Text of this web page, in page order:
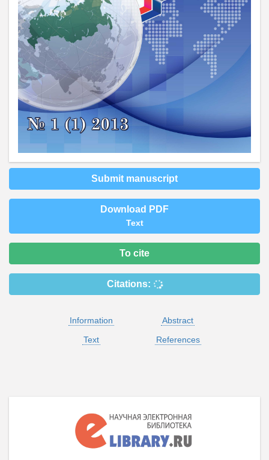
Submit manuscript
Download PDF
Text
To cite
Citations:
Information
Abstract
Text
References